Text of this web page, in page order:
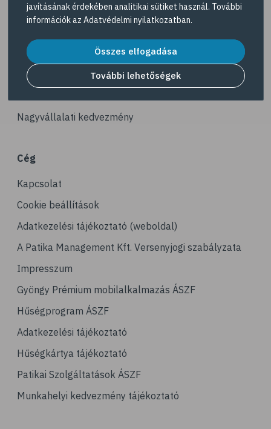
# ásványi anyagok
# derékfájás
# tél
# hipertónia
# vérnyomásmérés
# kardiológia
# kardiovaszkuláris betegségek
# szív- és érrendszer
# vérnyomás
# hátfájás
# gerinc
# vérnyomáscsökkentés
# nátha
# megfázás
Navigáció
Dermokozmetikumok
Gyöngy Patika Magazin
Nagyvállalati kedvezmény
Cég
Kapcsolat
Cookie beállítások
Adatkezelési tájékoztató (weboldal)
A Patika Management Kft. Versenyjogi szabályzata
Impresszum
Gyöngy Prémium mobilalkalmazás ÁSZF
Hűségprogram ÁSZF
Adatkezelési tájékoztató
Hűségkártya tájékoztató
Patikai Szolgáltatások ÁSZF
Munkahelyi kedvezmény tájékoztató
javításának érdekében analitikai sütiket használ. További
információk az Adatvédelmi nyilatkozatban.
Összes elfogadása
További lehetőségek